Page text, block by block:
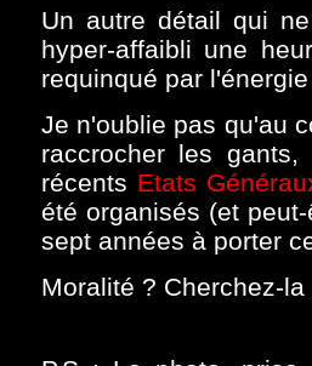
Un autre détail qui
hyper-affaibli une
requinqué par
Je n'oublie pas qu'au
raccrocher les
récents Etats
été organisés (et
sept années à porter
Moralité ? Cherchez-